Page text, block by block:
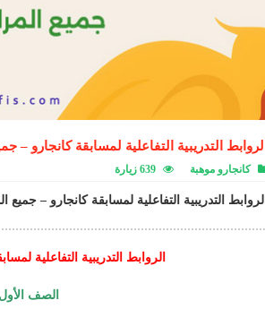
الروابط التدريبية التفاعلية لمسابقة كانجارو –
كانجارو موهبة 639 زيارة
الروابط التدريبية التفاعلية لمسابقة كانجارو –
الروابط التدريبية التفاعلية
الصف الأول